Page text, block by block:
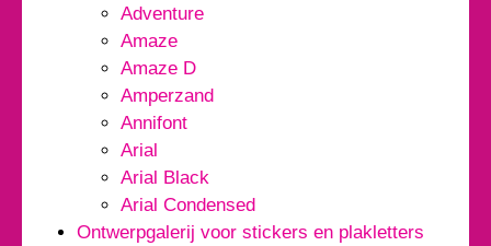
Adventure
Amaze
Amaze D
Amperzand
Annifont
Arial
Arial Black
Arial Condensed
Ontwerpgalerij voor stickers en plakletters